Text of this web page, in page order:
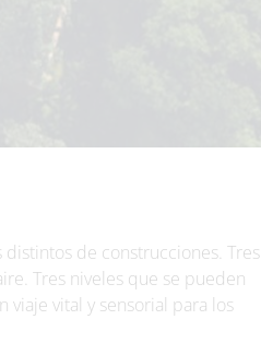
de construcciones. Tres
Tres niveles que se pueden
vital y sensorial para los